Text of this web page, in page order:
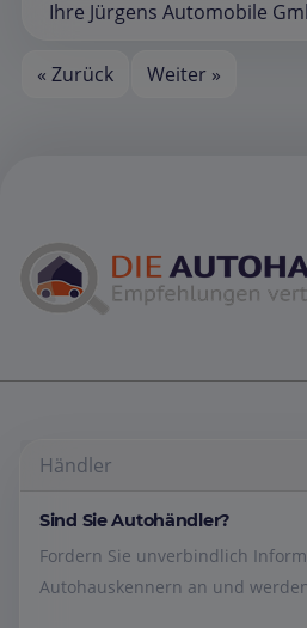
Ihre Jürgens Automobile
« Zurück Weiter »
Händler
Sind Sie Autohändler?
Fordern Sie unverbindlich
Autohauskennern an und